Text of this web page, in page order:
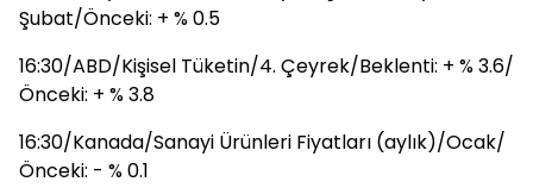
Şubat/Önceki: + % 0.5
16:30/ABD/Kişisel Tüketin/4. Çeyrek/Beklenti: + % 3.6/
Önceki: + % 3.8
16:30/Kanada/Sanayi Ürünleri Fiyatları (aylık)/Ocak/
Önceki: - % 0.1